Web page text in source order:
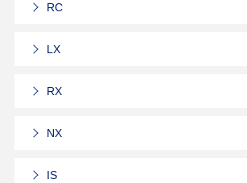
RC
LX
RX
NX
IS